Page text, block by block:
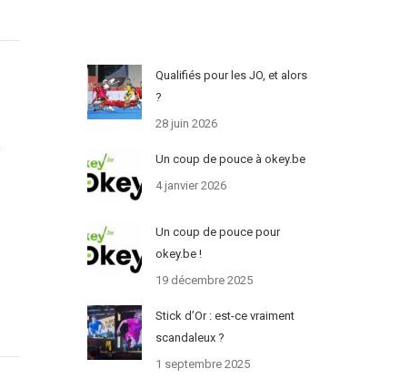
Qualifiés pour les JO, et alors
?
28 juin 2026
Un coup de pouce à okey.be
4 janvier 2026
Un coup de pouce pour
okey.be !
19 décembre 2025
Stick d’Or : est-ce vraiment
scandaleux ?
1 septembre 2025